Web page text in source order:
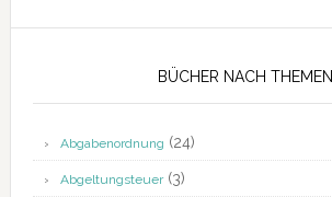
BÜCHER NACH THEMEN
Abgabenordnung (24)
Abgeltungsteuer(3)